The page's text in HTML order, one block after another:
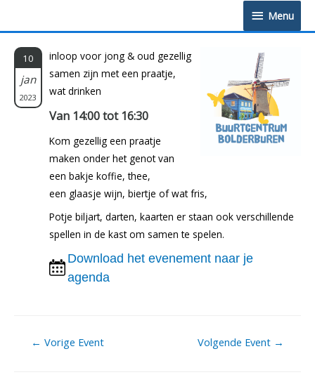
Menu
Menu
10
jan
2023
inloop voor jong & oud gezellig
samen zijn met een praatje,
wat drinken
Van 14:00 tot 16:30
Kom gezellig een praatje
maken onder het genot van
een bakje koffie, thee,
een glaasje wijn, biertje of wat fris,
Potje biljart, darten, kaarten er staan ook verschillende
spellen in de kast om samen te spelen.
Download het evenement naar je
agenda
Berichtnavigatie
← Vorige Event Volgende Event →